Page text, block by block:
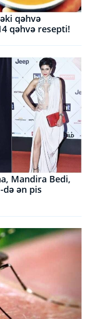
qəhvə
qəhvə resepti!
Mandira Bedi,
də ən pis